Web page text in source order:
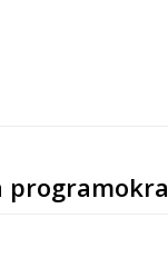
programokra